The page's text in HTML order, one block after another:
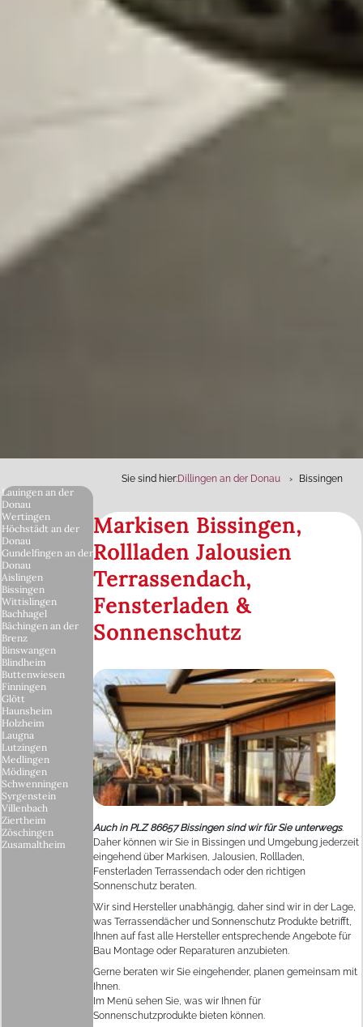
Sie sind hier:Dillingen an der Donau Bissingen
Markisen Bissingen,
Rollladen Jalousien
Terrassendach,
Fensterladen &
Sonnenschutz
Auch in PLZ 86657 Bissingen sind wir für Sie unterwegs.
Daher können wir Sie in Bissingen und Umgebung jederzeit
eingehend über Markisen, Jalousien, Rollladen,
Fensterladen Terrassendach oder den richtigen
Sonnenschutz beraten.
Wir sind Hersteller unabhängig, daher sind wir in der Lage,
was Terrassendächer und Sonnenschutz Produkte betrifft,
Ihnen auf fast alle Hersteller entsprechende Angebote für
Bau Montage oder Reparaturen anzubieten.
Gerne beraten wir Sie eingehender, planen gemeinsam mit
Ihnen.
Im Menü sehen Sie, was wir Ihnen für
Sonnenschutzprodukte bieten können.
Lauingen an der
Donau
Wertingen
Höchstädt an der
Donau
Gundelfingen an der
Donau
Aislingen
Bissingen
Wittislingen
Bachhagel
Bächingen an der
Brenz
Binswangen
Blindheim
Buttenwiesen
Finningen
Glött
Haunsheim
Holzheim
Laugna
Lutzingen
Medlingen
Mödingen
Schwenningen
Syrgenstein
Villenbach
Ziertheim
Zöschingen
Zusamaltheim